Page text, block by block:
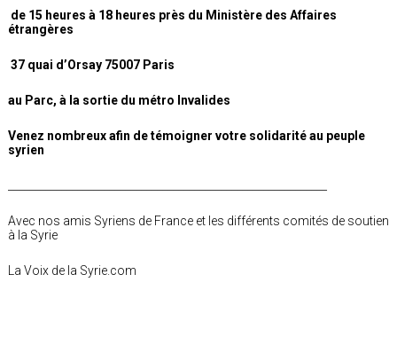
de 15 heures à 18 heures près du Ministère des Affaires
étrangères
37 quai d’Orsay 75007 Paris
au Parc, à la sortie du métro Invalides
Venez nombreux afin de témoigner votre solidarité au peuple
syrien
Avec nos amis Syriens de France et les différents comités de soutien
à la Syrie
La Voix de la Syrie.com